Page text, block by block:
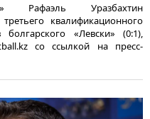
Рафаэль Уразбахтин
квалификационного
«Левски» (0:1),
со ссылкой на пресс-